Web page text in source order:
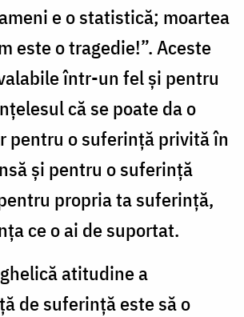
e o statistică; moartea
este o tragedie!”. Aceste
într-un fel şi pentru
că se poate da o
pentru o suferinţă privită în
şi pentru o suferinţă
propria ta suferinţă,
ce o ai de suportat.
atitudine a
de suferinţă este să o